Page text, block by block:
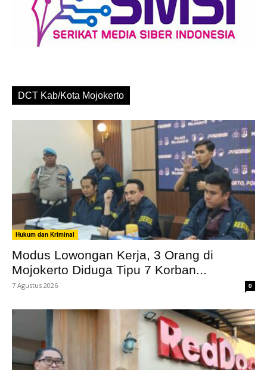
DCT Kab/Kota Mojokerto
Hukum dan Kriminal
Modus Lowongan Kerja, 3 Orang di
Mojokerto Diduga Tipu 7 Korban...
7 Agustus 2026 0